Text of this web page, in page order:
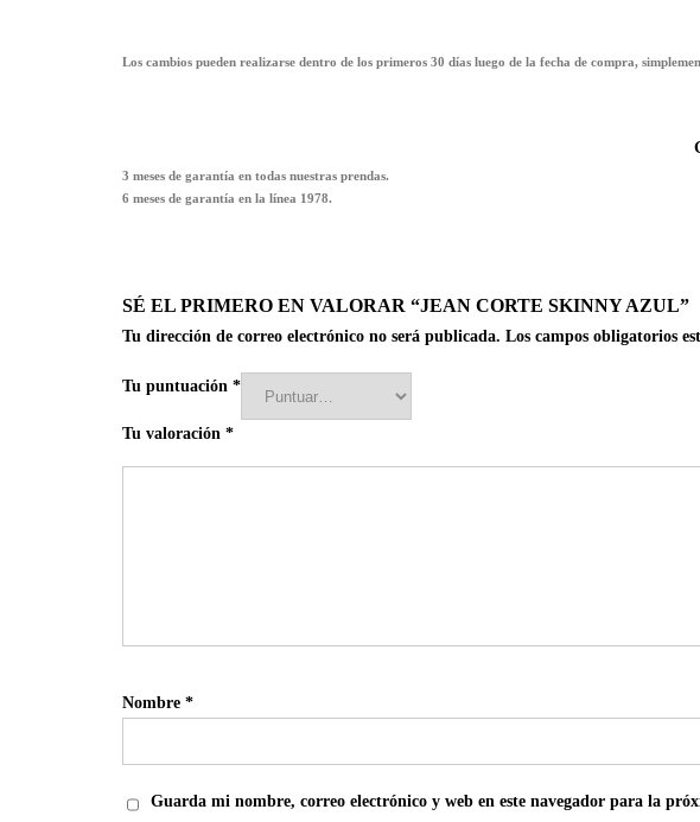
Los cambios pueden realizarse dentro de los primeros 30 días luego de la fecha de compra,
3 meses de garantía en todas nuestras prendas.
6 meses de garantía en la línea 1978.
SÉ EL PRIMERO EN VALORAR “JEAN CORTE SKINNY AZUL”
Tu dirección de correo electrónico no será publicada. Los campos obligatorios
Tu puntuación *
Tu valoración *
Nombre *
Guarda mi nombre, correo electrónico y web en este navegador para la